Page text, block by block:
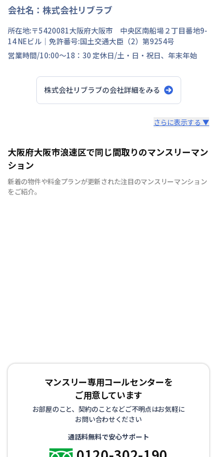
会社名： 株式会社リブラブ
所在地:〒5420081大阪府大阪市 中央区南船場２丁目番地9-
14 NEビル ｜免許番号:国土交通大臣（2）第9254号
営業時間/10:00～18：30 定休日/土・日・祝日、年末年始
株式会社リブラブの会社詳細をみる
安心の日商エステムグループ｜創業30年以上の歴史を誇
る不動産のプロだからこそ、確かな実績があります。
さらに表示する ▼
大阪府大阪市浪速区で同じ間取りのマンスリーマン
ション
新着の物件や料金プランが更新された注目のマンスリーマンション
をご紹介。
マンスリー専用コールセンターを
ご用意しています
お部屋のこと、契約のことなどご不明点はお気軽に
お問い合わせください
通話料無料で安心サポート